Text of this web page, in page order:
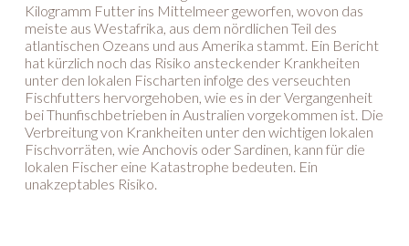
Kilogramm Futter ins Mittelmeer geworfen, wovon das
meiste aus Westafrika, aus dem nördlichen Teil des
atlantischen Ozeans und aus Amerika stammt. Ein Bericht
hat kürzlich noch das Risiko ansteckender Krankheiten
unter den lokalen Fischarten infolge des verseuchten
Fischfutters hervorgehoben, wie es in der Vergangenheit
bei Thunfischbetrieben in Australien vorgekommen ist. Die
Verbreitung von Krankheiten unter den wichtigen lokalen
Fischvorräten, wie Anchovis oder Sardinen, kann für die
lokalen Fischer eine Katastrophe bedeuten. Ein
unakzeptables Risiko.